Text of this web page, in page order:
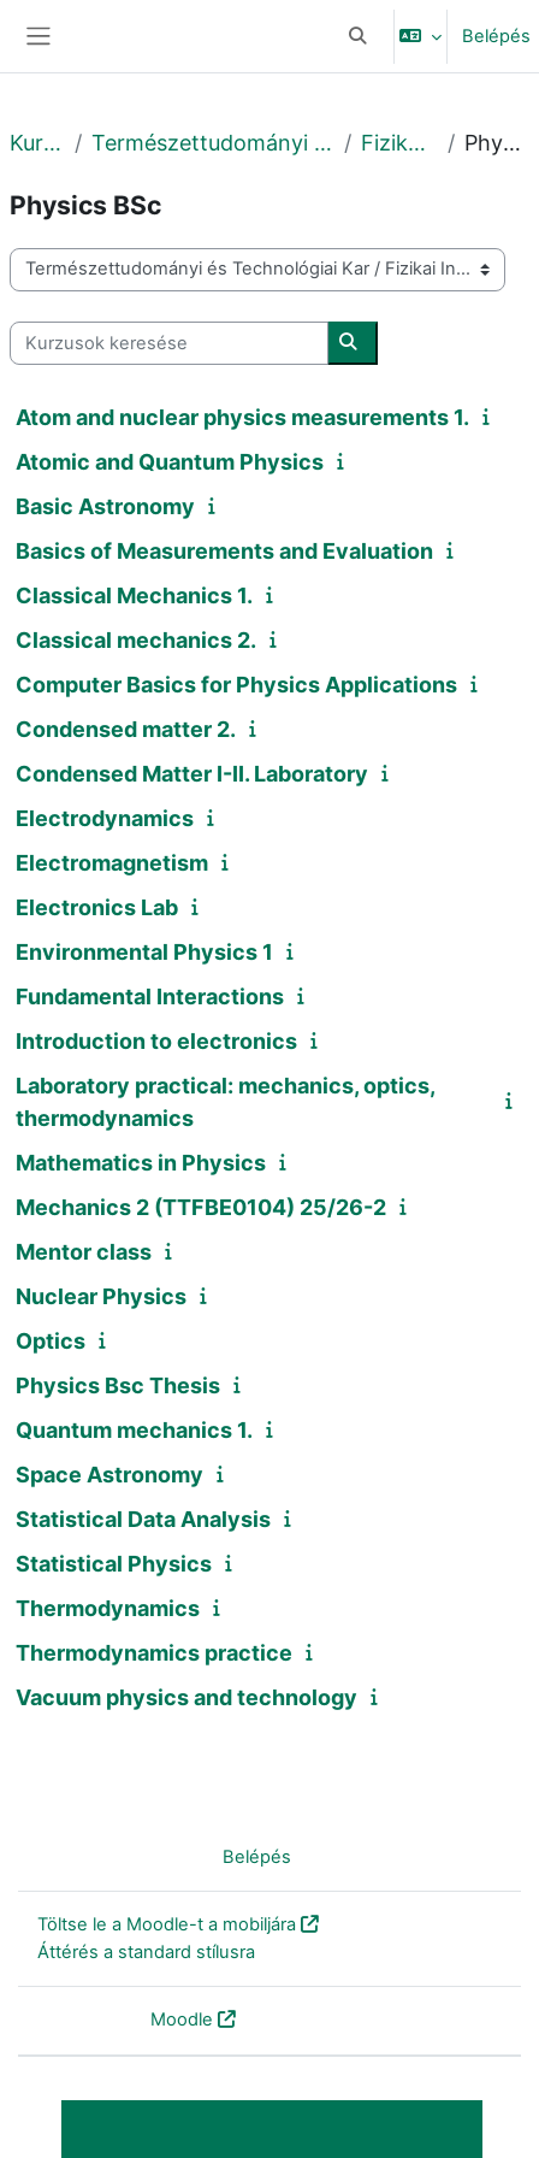
Keresési bemeneti
Belépés
Kurzusok Természettudományi és Technológiai Kar Fizikai Intézet Physics BSc
Physics BSc
Kurzuskategóriák
Kurzusok keresése
Kurzusok keresése
Atom and nuclear physics measurements 1.
Atomic and Quantum Physics
Basic Astronomy
Basics of Measurements and Evaluation
Classical Mechanics 1.
Classical mechanics 2.
Computer Basics for Physics Applications
Condensed matter 2.
Condensed Matter I-II. Laboratory
Electrodynamics
Electromagnetism
Electronics Lab
Environmental Physics 1
Fundamental Interactions
Introduction to electronics
Laboratory practical: mechanics, optics,
thermodynamics
Mathematics in Physics
Mechanics 2 (TTFBE0104) 25/26-2
Mentor class
Nuclear Physics
Optics
Physics Bsc Thesis
Quantum mechanics 1.
Space Astronomy
Statistical Data Analysis
Statistical Physics
Thermodynamics
Thermodynamics practice
Vacuum physics and technology
Belépés
Töltse le a Moodle-t a mobiljára
Áttérés a standard stílusra
Moodle